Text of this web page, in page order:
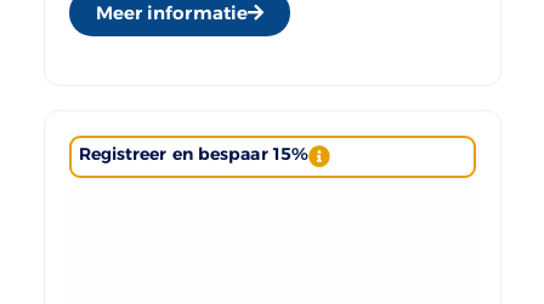
Meer informatie
Registreer en bespaar 15%